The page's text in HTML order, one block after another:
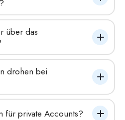
über das
drohen bei
für private Accounts?